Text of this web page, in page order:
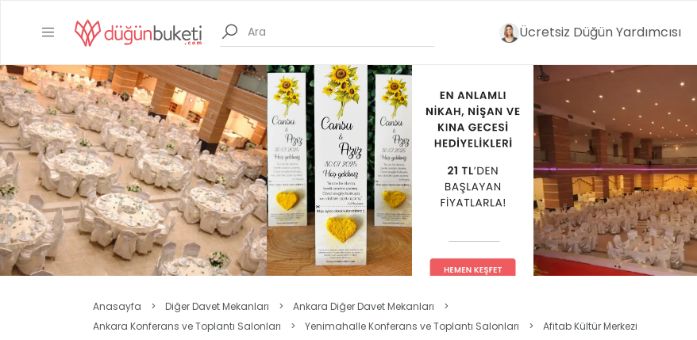
Ücretsiz Düğün Yardımcısı
Anasayfa > Diğer Davet Mekanları > Ankara Diğer Davet Mekanları
>
Ankara Konferans ve Toplantı Salonları
> Yenimahalle Konferans ve Toplantı Salonları > Afitab Kültür Merkezi